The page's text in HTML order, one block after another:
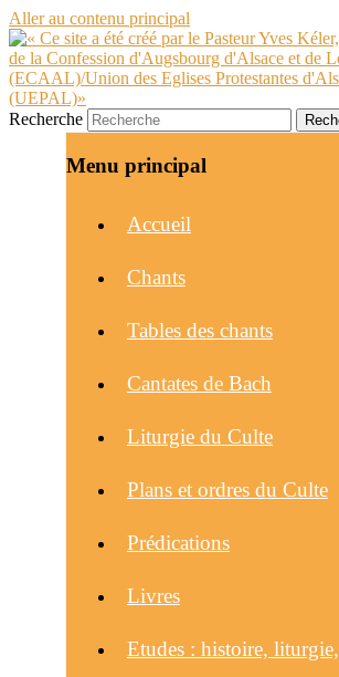
Aller au contenu principal
Recherche
Menu principal
Accueil
Chants
Tables des chants
Cantates de Bach
Liturgie du Culte
Plans et ordres du Culte
Prédications
Livres
Etudes : histoire, liturgie,